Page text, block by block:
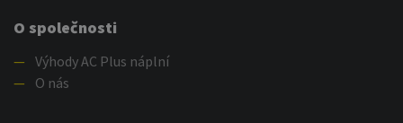
O společnosti
— Výhody AC Plus náplní
—
O nás